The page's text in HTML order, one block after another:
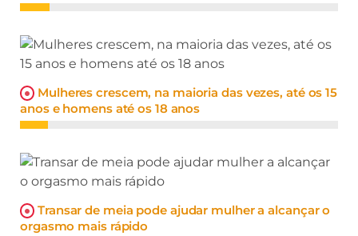
Mulheres crescem, na maioria das vezes, até os 15
anos e homens até os 18 anos
Transar de meia pode ajudar mulher a alcançar o
orgasmo mais rápido